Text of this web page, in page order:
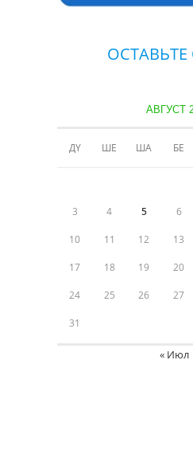
АВГУСТ
ДҮ ШЕ ША БЕ
3 4 5 6
10 11 12 13
17 18 19 20
24 25 26 27
31
« Июл